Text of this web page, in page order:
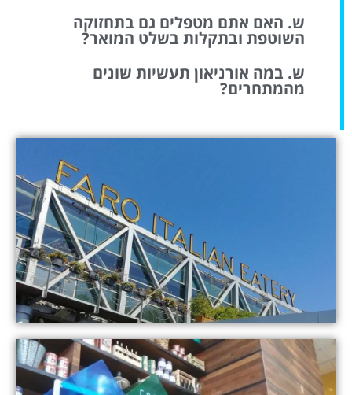
ש. האם אתם מטפלים גם בתחזוקה
השוטפת ובתקלות בשלט המואר?
ש. במה אורניאון תעשיות שונים
מהמתחרים?